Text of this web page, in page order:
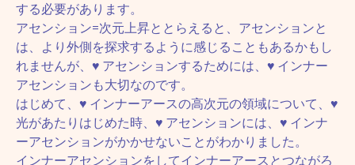
する必要があります。
アセンション=次元上昇ととらえると、アセンションと
は、より外側を探求するように感じることもあるかもし
れませんが、♥ アセンションするためには、♥ インナー
アセンションも大切なのです。
はじめて、♥ インナーアースの高次元の領域について、♥
光があたりはじめた時、♥ アセンションには、♥ インナ
ーアセンションがかかせないことがわかりました。
インナーアセンションをしてインナーアースとつながろ